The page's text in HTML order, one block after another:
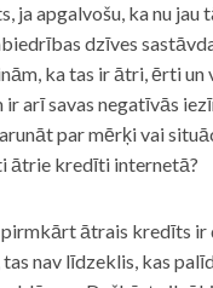
ja apgalvošu, ka nu jau
dzīves
ka tas ir ātri, ērti un
ir arī savas negatīvās
par mērķi vai
ātrie kredīti internetā?
ātrais kredīts ir
nav līdzeklis, kas